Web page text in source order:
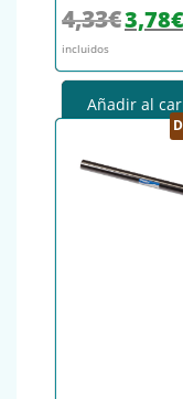
4,33€ El precio
3,78€
incluidos
Añadir al